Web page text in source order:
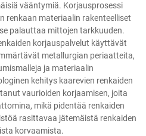
vääntymiä. Korjausprosessi
renkaan materiaalin rakenteelliset
palauttaa mittojen tarkkuuden.
korjauspalvelut käyttävät
metallurgian periaatteita,
ja materiaalin
kehitys kaarevien renkaiden
vaurioiden korjaamisen, joita
mikä pidentää renkaiden
rasittavaa jätemäistä renkaiden
korvaamista.